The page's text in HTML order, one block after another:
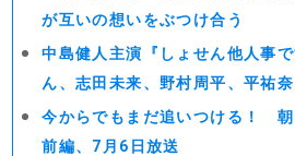
が互いの想いをぶつけ合う
中島健人主演『しょせん他人事
ん、志田未来、野村周平、平祐
今からでもまだ追いつける！
前編、7月6日放送